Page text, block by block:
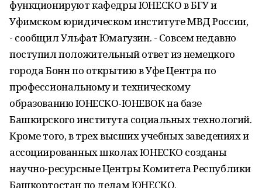
функционируют кафедры ЮНЕСКО в БГУ и
Уфимском юридическом институте МВД России,
- сообщил Ульфат Юмагузин. - Совсем недавно
поступил положительный ответ из немецкого
города Бонн по открытию в Уфе Центра по
профессиональному и техническому
образованию ЮНЕСКО-ЮНЕВОК на базе
Башкирского института социальных технологий.
Кроме того, в трех высших учебных заведениях и
ассоциированных школах ЮНЕСКО созданы
научно-ресурсные Центры Комитета Республики
Башкортостан по делам ЮНЕСКО.